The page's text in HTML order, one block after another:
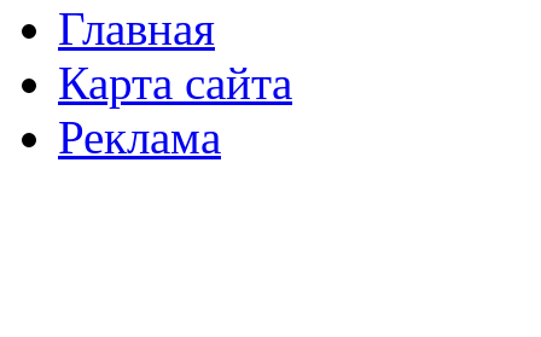
Главная
Карта сайта
Реклама